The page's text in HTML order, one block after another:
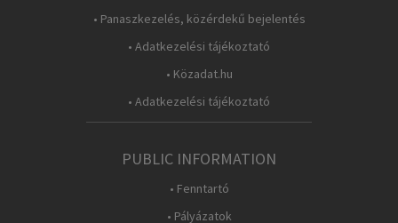
• Panaszkezelés, közérdekű bejelentés
• Adatkezelési tájékoztató
• Közadat.hu
• Adatkezelési tájékoztató
PUBLIC INFORMATION
• Fenntartó
• Pályázatok